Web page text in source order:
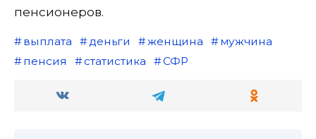
пенсионеров.
выплата деньги женщина
мужчина
пенсия
статистика СФР